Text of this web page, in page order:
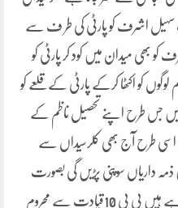
سہیل اشرف کو پارٹی کی طر ف سے
بھی میدان میں کود کر پارٹی کو
لوگوں کو اکٹھا کرکے پارٹی کے قلعے کو
میں جس طرح اپنے تحصیل ناظم کے
اسی طرح آج بھی کلرسیداں سے
ذمہ داریاں سوپنی پڑیں گی بصورت
دیگر حالات خراب ہوتے دکھائی دے رہے ہیں پی پی 10قیادت سے محروم